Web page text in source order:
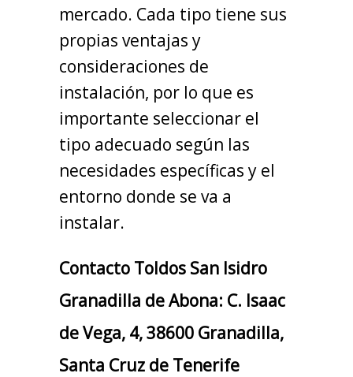
mercado. Cada tipo tiene sus
propias ventajas y
consideraciones de
instalación, por lo que es
importante seleccionar el
tipo adecuado según las
necesidades específicas y el
entorno donde se va a
instalar.
Contacto Toldos San Isidro
Granadilla de Abona: C. Isaac
de Vega, 4, 38600 Granadilla,
Santa Cruz de Tenerife